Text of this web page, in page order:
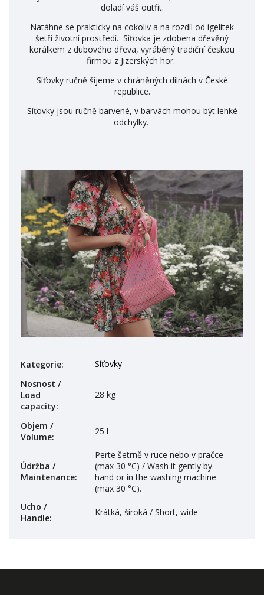
doladí váš outfit.
Natáhne se prakticky na cokoliv a na rozdíl od igelitek
šetří životní prostředí. Síťovka je zdobena dřevěný
korálkem z dubového dřeva, vyráběný tradiční českou
firmou z Jizerských hor.
Síťovky ručně šijeme v chráněných dílnách v České
republice.
Síťovky jsou ručně barvené, v barvách mohou být lehké
odchylky.
Kategorie:
Síťovky
Nosnost /
Load
capacity:
28 kg
Objem /
Volume:
25 l
Údržba /
Maintenance:
Perte šetrně v ruce nebo v pračce
(max 30 °C) / Wash it gently by
hand or in the washing machine
(max 30 °C).
Ucho /
Handle:
Krátká, široká / Short, wide